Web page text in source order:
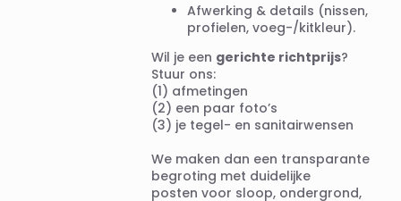
Afwerking & details (nissen,
profielen, voeg-/kitkleur).
Wil je een gerichte richtprijs?
Stuur ons:
(1) afmetingen
(2) een paar foto’s
(3) je tegel- en sanitairwensen
We maken dan een transparante
begroting met duidelijke
posten voor sloop, ondergrond,